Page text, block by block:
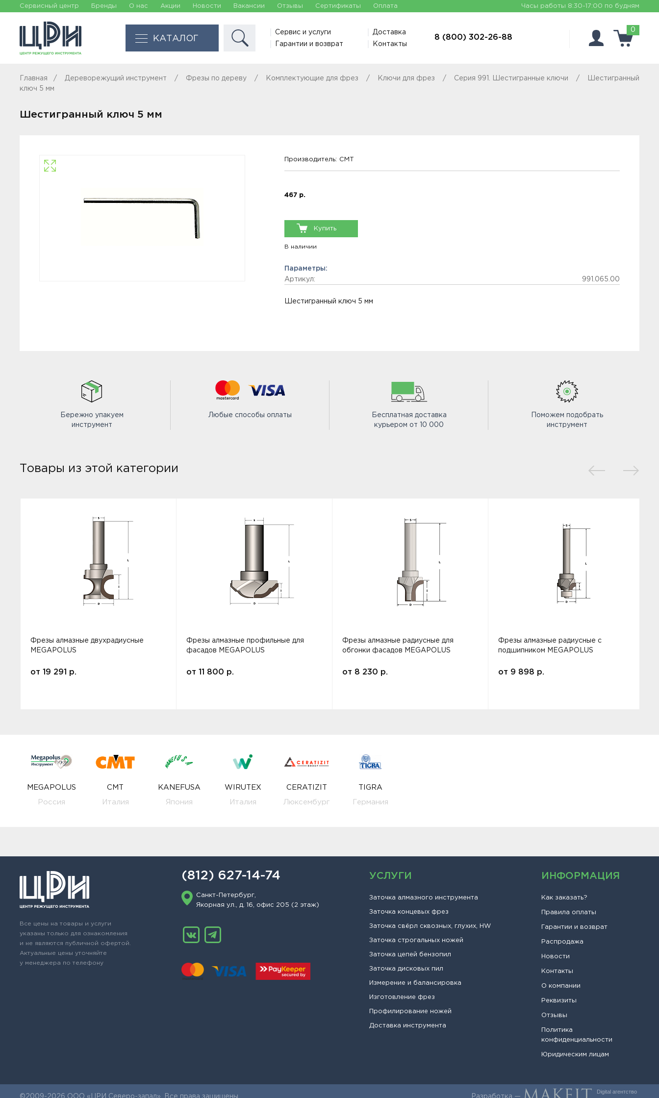
Сервисный центр Бренды О нас Акции Новости Вакансии Отзывы Сертификаты Оплата Часы работы 8:30-17:00 по будням
КАТАЛОГ
Сервис и услуги
Гарантии и возврат
Доставка
Контакты
8 (800) 302-26-88
0
Главная Дереворежущий инструмент Фрезы по дереву Комплектующие для фрез Ключи для фрез Серия 991. Шестигранные ключи
Шестигранный
ключ 5 мм
Шестигранный ключ 5 мм
Производитель: CMT
467 р.
Купить
В наличии
Параметры:
Артикул:
991.065.00
Шестигранный ключ 5 мм
Бережно упакуем
инструмент
Любые способы оплаты
Бесплатная доставка
курьером от 10 000
Поможем подобрать
инструмент
Товары из этой категории
Фрезы алмазные двухрадиусные
MEGAPOLUS
от 19 291 р.
Фрезы алмазные профильные для
фасадов MEGAPOLUS
от 11 800 р.
Фрезы алмазные радиусные для
обгонки фасадов MEGAPOLUS
от 8 230 р.
Фрезы алмазные радиусные с
подшипником MEGAPOLUS
от 9 898 р.
MEGAPOLUS
Россия
CMT
Италия
KANEFUSA
Япония
WIRUTEX
Италия
CERATIZIT
Люксембург
TIGRA
Германия
Все цены на товары и услуги
указаны только для ознакомления
и не являются публичной офертой.
Актуальные цены уточняйте
у менеджера по телефону
(812) 627-14-74
Санкт-Петербург,
Якорная ул., д. 16, офис 205 (2 этаж)
УСЛУГИ
Заточка алмазного инструмента
Заточка концевых фрез
Заточка свёрл сквозных, глухих, HW
Заточка строгальных ножей
Заточка цепей бензопил
Заточка дисковых пил
Измерение и балансировка
Изготовление фрез
Профилирование ножей
Доставка инструмента
ИНФОРМАЦИЯ
Как заказать?
Правила оплаты
Гарантии и возврат
Распродажа
Новости
Контакты
О компании
Реквизиты
Отзывы
Политика
конфиденциальности
Юридическим лицам
©2009-2026 ООО «ЦРИ Северо-запад». Все права защищены. Разработка —
Digital агентство